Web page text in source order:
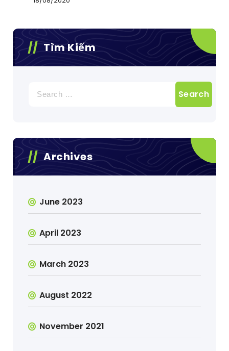
Tìm Kiếm
for:
Archives
June 2023
April 2023
March 2023
August 2022
November 2021